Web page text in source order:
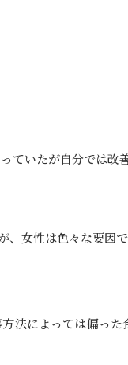
いたが自分では改
女性は色々な要因
法によっては偏っ